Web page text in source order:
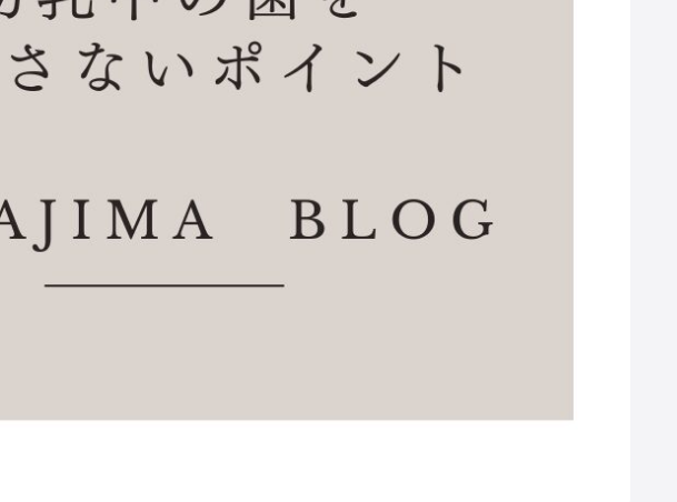
サイクル株式
会社
ンズ・エージ
会社
創業 1955（昭和30）年10 月